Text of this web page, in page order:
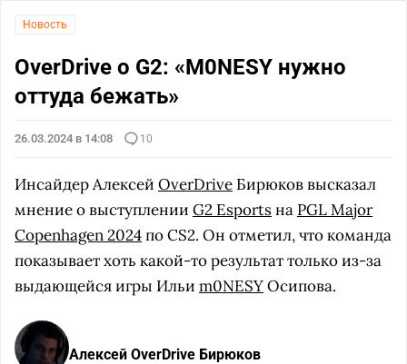
Новость
OverDrive о G2: «M0NESY нужно
оттуда бежать»
26.03.2024 в 14:08 10
Инсайдер Алексей OverDrive Бирюков высказал
мнение о выступлении G2 Esportsна PGL Major
Copenhagen 2024по CS2. Он отметил, что команда
показывает хоть какой-то результат только из-за
выдающейся игры Ильи m0NESYОсипова.
Алексей OverDrive Бирюков